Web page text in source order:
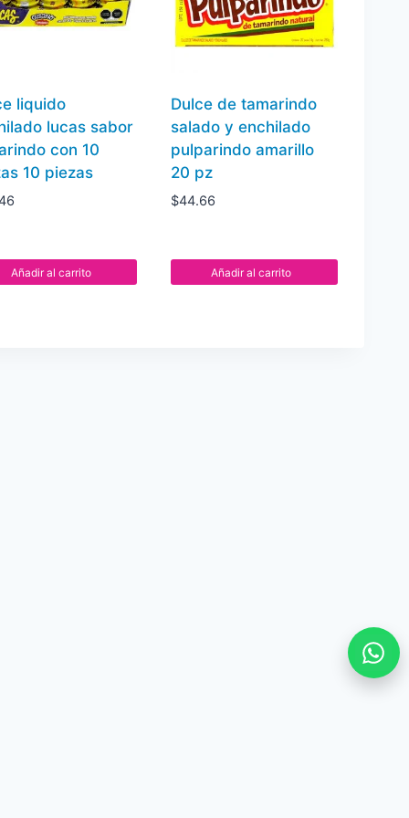
liquido
lucas sabor
con 10
10 piezas
Añadir al carrito
Dulce de tamarindo
salado y enchilado
pulparindo amarillo
20 pz
$44.66
Añadir al carrito